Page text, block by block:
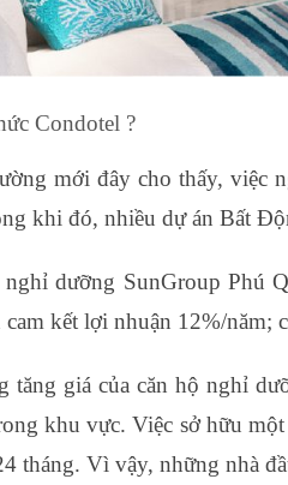
Condotel ?
mới đây cho thấy, việc
khi đó, nhiều dự án Bất
dưỡng SunGroup Phú
kết lợi nhuận 12%/
tăng giá của căn hộ nghỉ
khu vực. Việc sở hữu
tháng. Vì vậy, những nhà